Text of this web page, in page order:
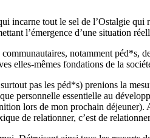
tout le sel de l’Ostalgie qui
l’émergence d’une situation
notamment péd*s,
elles-mêmes fondations de la
pas les péd*s) prenions la
personnelle essentielle au
lors de mon prochain
de relationner, c’est de